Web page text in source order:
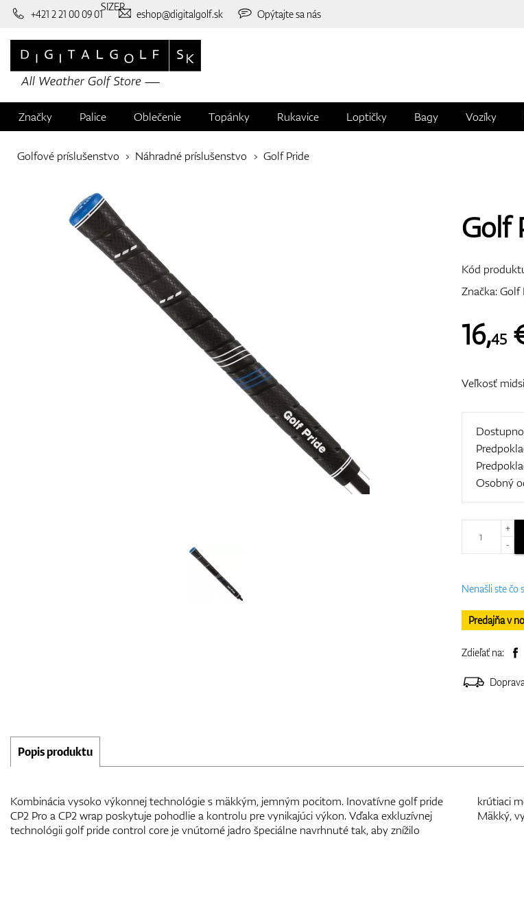
+421 2 21 00 09 01 eshop@digitalgolf.sk Opýtajte sa nás
Značky Palice Oblečenie Topánky Rukavice Loptičky Bagy Vozíky
Golfové príslušenstvo Náhradné príslušenstvo Golf Pride
Golf
Kód
Značka:Golf
16,45
Veľkosť
Osobný
+
-
Nenašli ste čo
Predajňa v
Zdieľať na:
Popis produktu
Kombinácia vysoko výkonnej technológie s mäkkým, jemným pocitom. Inovatívne golf pride
CP2 Pro a CP2 wrap poskytuje pohodlie a kontrolu pre vynikajúci výkon. Vďaka exkluzívnej
technológii golf pride control core je vnútorné jadro špeciálne navrhnuté tak, aby znížilo
krútiaci moment. Znížená konštrukcia umožňuje uchopenie rovnakým tlakom každej ruky.
Mäkký,
SIZER